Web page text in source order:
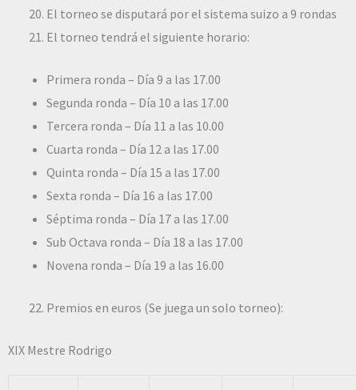
El torneo se disputará por el sistema suizo a 9 rondas
El torneo tendrá el siguiente horario:
Primera ronda – Día 9 a las 17.00
Segunda ronda – Día 10 a las 17.00
Tercera ronda – Día 11 a las 10.00
Cuarta ronda – Día 12 a las 17.00
Quinta ronda – Día 15 a las 17.00
Sexta ronda – Día 16 a las 17.00
Séptima ronda – Día 17 a las 17.00
Sub Octava ronda – Día 18 a las 17.00
Novena ronda – Día 19 a las 16.00
Premios en euros (Se juega un solo torneo):
XIX Mestre Rodrigo